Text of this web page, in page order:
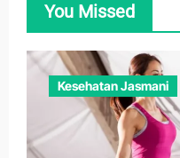
You Missed
Kesehatan Jasmani